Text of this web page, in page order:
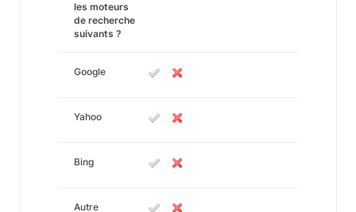
les moteurs
de recherche
suivants ?
Google
Yahoo
Bing
Autre